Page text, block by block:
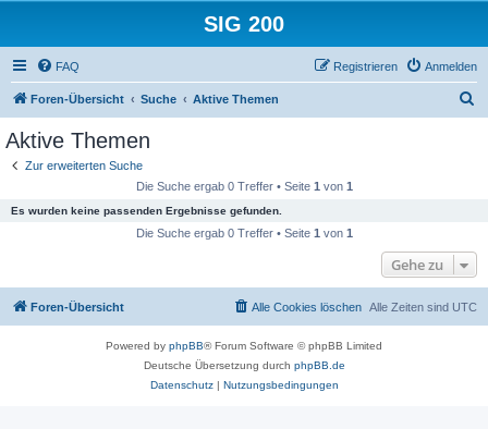
SIG 200
FAQ Anmelden
Registrieren
Foren-Übersicht Suche Aktive Themen
Aktive Themen
Zur erweiterten Suche
Die Suche ergab 0 Treffer • Seite 1 von 1
Es wurden keine passenden Ergebnisse gefunden.
Die Suche ergab 0 Treffer • Seite 1 von 1
Gehe zu
Foren-Übersicht Alle Zeiten sind UTC
Alle Cookies löschen
Powered by phpBB® Forum Software © phpBB Limited
Deutsche Übersetzung durch phpBB.de
Datenschutz| Nutzungsbedingungen